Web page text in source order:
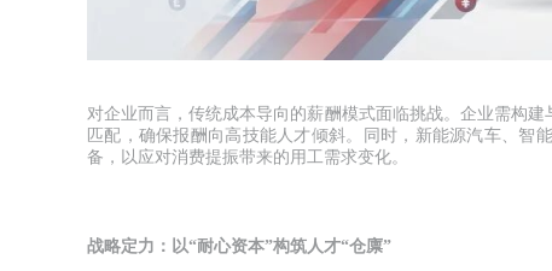
对企业而言，传统成本导向的薪酬模式面临挑战。企业需构
匹配，确保报酬向高技能人才倾斜。同时，新能源汽车、智
备，以应对消费提振带来的用工需求变化。
战略定力：以“耐心资本”构筑人才“仓廪”